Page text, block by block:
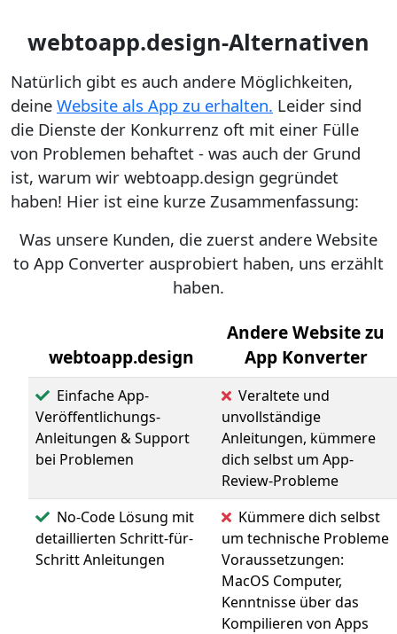
webtoapp.design-Alternativen
Natürlich gibt es auch andere Möglichkeiten,
deine Website als App zu erhalten. Leider sind
die Dienste der Konkurrenz oft mit einer Fülle
von Problemen behaftet - was auch der Grund
ist, warum wir webtoapp.design gegründet
haben! Hier ist eine kurze Zusammenfassung:
Was unsere Kunden, die zuerst andere Website
to App Converter ausprobiert haben, uns erzählt
haben.
webtoapp.design
Andere Website zu
App Konverter
Einfache App-
Veröffentlichungs-
Anleitungen & Support
bei Problemen
Veraltete und
unvollständige
Anleitungen, kümmere
dich selbst um App-
Review-Probleme
No-Code Lösung mit
detaillierten Schritt-für-
Schritt Anleitungen
Kümmere dich selbst
um technische Probleme
Voraussetzungen:
MacOS Computer,
Kenntnisse über das
Kompilieren von Apps